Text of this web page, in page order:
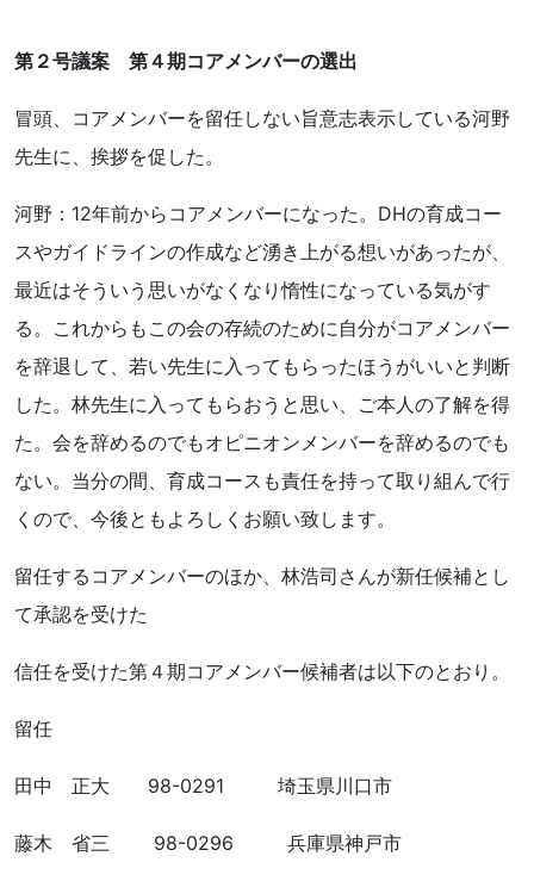
第２号議案 第４期コアメンバーの選出
冒頭、コアメンバーを留任しない旨意志表示している河野
先生に、挨拶を促した。
河野：12年前からコアメンバーになった。DHの育成コー
スやガイドラインの作成など湧き上がる想いがあったが、
最近はそういう思いがなくなり惰性になっている気がす
る。これからもこの会の存続のために自分がコアメンバー
を辞退して、若い先生に入ってもらったほうがいいと判断
した。林先生に入ってもらおうと思い、ご本人の了解を得
た。会を辞めるのでもオピニオンメンバーを辞めるのでも
ない。当分の間、育成コースも責任を持って取り組んで行
くので、今後ともよろしくお願い致します。
留任するコアメンバーのほか、林浩司さんが新任候補とし
て承認を受けた
信任を受けた第４期コアメンバー候補者は以下のとおり。
留任
田中 正大 98-0291 埼玉県川口市
藤木 省三 98-0296 兵庫県神戸市